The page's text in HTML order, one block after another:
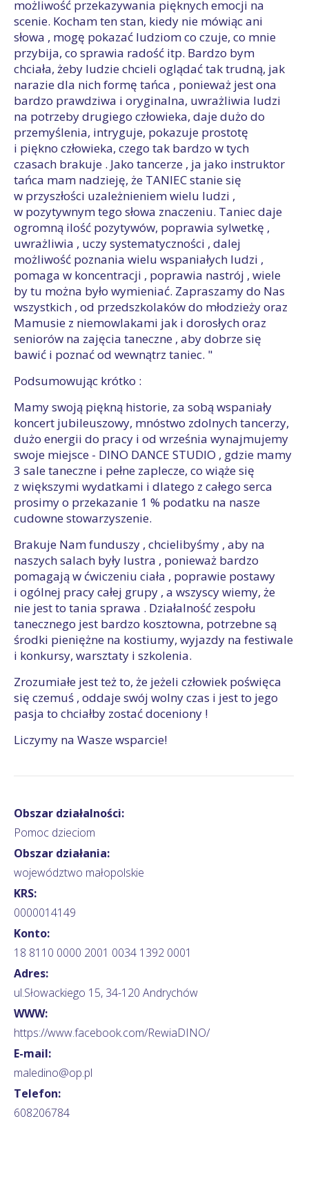
możliwość przekazywania pięknych emocji na
scenie. Kocham ten stan, kiedy nie mówiąc ani
słowa , mogę pokazać ludziom co czuje, co mnie
przybija, co sprawia radość itp. Bardzo bym
chciała, żeby ludzie chcieli oglądać tak trudną, jak
narazie dla nich formę tańca , ponieważ jest ona
bardzo prawdziwa i oryginalna, uwrażliwia ludzi
na potrzeby drugiego człowieka, daje dużo do
przemyślenia, intryguje, pokazuje prostotę
i piękno człowieka, czego tak bardzo w tych
czasach brakuje . Jako tancerze , ja jako instruktor
tańca mam nadzieję, że TANIEC stanie się
w przyszłości uzależnieniem wielu ludzi ,
w pozytywnym tego słowa znaczeniu. Taniec daje
ogromną ilość pozytywów, poprawia sylwetkę ,
uwrażliwia , uczy systematyczności , dalej
możliwość poznania wielu wspaniałych ludzi ,
pomaga w koncentracji , poprawia nastrój , wiele
by tu można było wymieniać. Zapraszamy do Nas
wszystkich , od przedszkolaków do młodzieży oraz
Mamusie z niemowlakami jak i dorosłych oraz
seniorów na zajęcia taneczne , aby dobrze się
bawić i poznać od wewnątrz taniec. "
Podsumowując krótko :
Mamy swoją piękną historie, za sobą wspaniały
koncert jubileuszowy, mnóstwo zdolnych tancerzy,
dużo energii do pracy i od września wynajmujemy
swoje miejsce - DINO DANCE STUDIO , gdzie mamy
3 sale taneczne i pełne zaplecze, co wiąże się
z większymi wydatkami i dlatego z całego serca
prosimy o przekazanie 1 % podatku na nasze
cudowne stowarzyszenie.
Brakuje Nam funduszy , chcielibyśmy , aby na
naszych salach były lustra , ponieważ bardzo
pomagają w ćwiczeniu ciała , poprawie postawy
i ogólnej pracy całej grupy , a wszyscy wiemy, że
nie jest to tania sprawa . Działalność zespołu
tanecznego jest bardzo kosztowna, potrzebne są
środki pieniężne na kostiumy, wyjazdy na festiwale
i konkursy, warsztaty i szkolenia.
Zrozumiałe jest też to, że jeżeli człowiek poświęca
się czemuś , oddaje swój wolny czas i jest to jego
pasja to chciałby zostać doceniony !
Liczymy na Wasze wsparcie!
Obszar działalności:
Pomoc dzieciom
Obszar działania:
województwo małopolskie
KRS:
0000014149
Konto:
18 8110 0000 2001 0034 1392 0001
Adres:
ul.Słowackiego 15, 34-120 Andrychów
WWW:
https://www.facebook.com/RewiaDINO/
E-mail:
maledino@op.pl
Telefon:
608206784